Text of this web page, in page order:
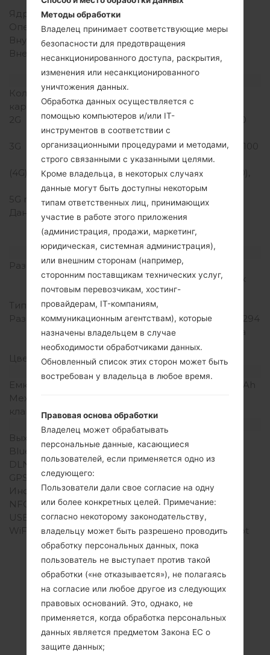
Ядра процессора
Оперативная память
1.5GB
Внутренняя память
16GB
Внешняя память
microSD, до 32 GB
(выделенный слот)
Сеть и данные
Количество мест для сим
карты
2G
GSM 850/900/1800/1900
MHz
3G
HSDPA 850/900/1900/2100
MHz
(4G) LTE
LTE band 1(2100), 3(1800),
7(2600), 8(900)
5G network
-
Данные
GPRS, EDGE, UMTS,
HSDPA,HSUPA, HSPA+,
LTE, LTE-A
Дисплей
Размер экрана
5.0 in (~69.1%
соотношение экрана к
телу)
Тип экрана
IPS LCD
Разрешение экрана
720 x 1280 пикселей (~294
плотность пикселей на
дюйм)
Цвета экрана
16M цветов
Аккумулятор и клавиатура
Емкость аккумулятора
Съемный Li-Ion 2610 mAh
Механическая
клавиатура
Интерфейсы
Выход для аудио
Bluetooth
Версия 4.0, A2DP
DLNA
Нет
GPS
Инфракрасный порт
Нет
NFC
Есть
USB
microUSB 2.0
WiFi
Wi-Fi802.11b/g/n, hotspot
Прошивки
LGF520K(LGF520K)
akaLG AKA LTE
Методы обработки
Владелец принимает соответствующие меры
безопасности для предотвращения
несанкционированного доступа, раскрытия,
изменения или несанкционированного
уничтожения данных.
Обработка данных осуществляется с
помощью компьютеров и/или IT-
инструментов в соответствии с
организационными процедурами и методами,
строго связанными с указанными целями.
Кроме владельца, в некоторых случаях
данные могут быть доступны некоторым
типам ответственных лиц, принимающих
участие в работе этого приложения
(администрация, продажи, маркетинг,
юридическая, системная администрация),
или внешним сторонам (например,
сторонним поставщикам технических услуг,
почтовым перевозчикам, хостинг-
провайдерам, IT-компаниям,
коммуникационным агентствам), которые
назначены владельцем в случае
необходимости обработчиками данных.
Обновленный список этих сторон может быть
востребован у владельца в любое время.
Правовая основа обработки
Владелец может обрабатывать
персональные данные, касающиеся
пользователей, если применяется одно из
следующего:
Пользователи дали свое согласие на одну
или более конкретных целей. Примечание:
согласно некоторому законодательству,
владельцу может быть разрешено проводить
обработку персональных данных, пока
пользователь не выступает против такой
обработки («не отказывается»), не полагаясь
на согласие или любое другое из следующих
правовых оснований. Это, однако, не
применяется, когда обработка персональных
данных является предметом Закона ЕС о
защите данных;